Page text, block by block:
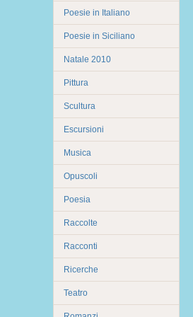
Poesie in Italiano
Poesie in Siciliano
Natale 2010
Pittura
Scultura
Escursioni
Musica
Opuscoli
Poesia
Raccolte
Racconti
Ricerche
Teatro